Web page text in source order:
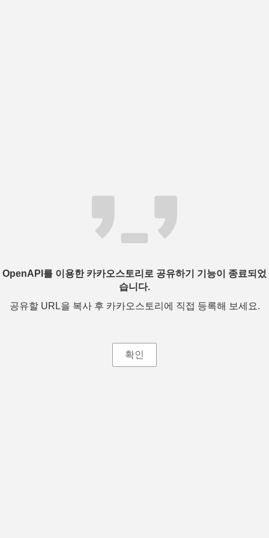
OpenAPI를 이용한 카카오스토리로 공유하기 기능이 종료되었
습니다.
공유할 URL을 복사 후 카카오스토리에 직접 등록해 보세요.
확인